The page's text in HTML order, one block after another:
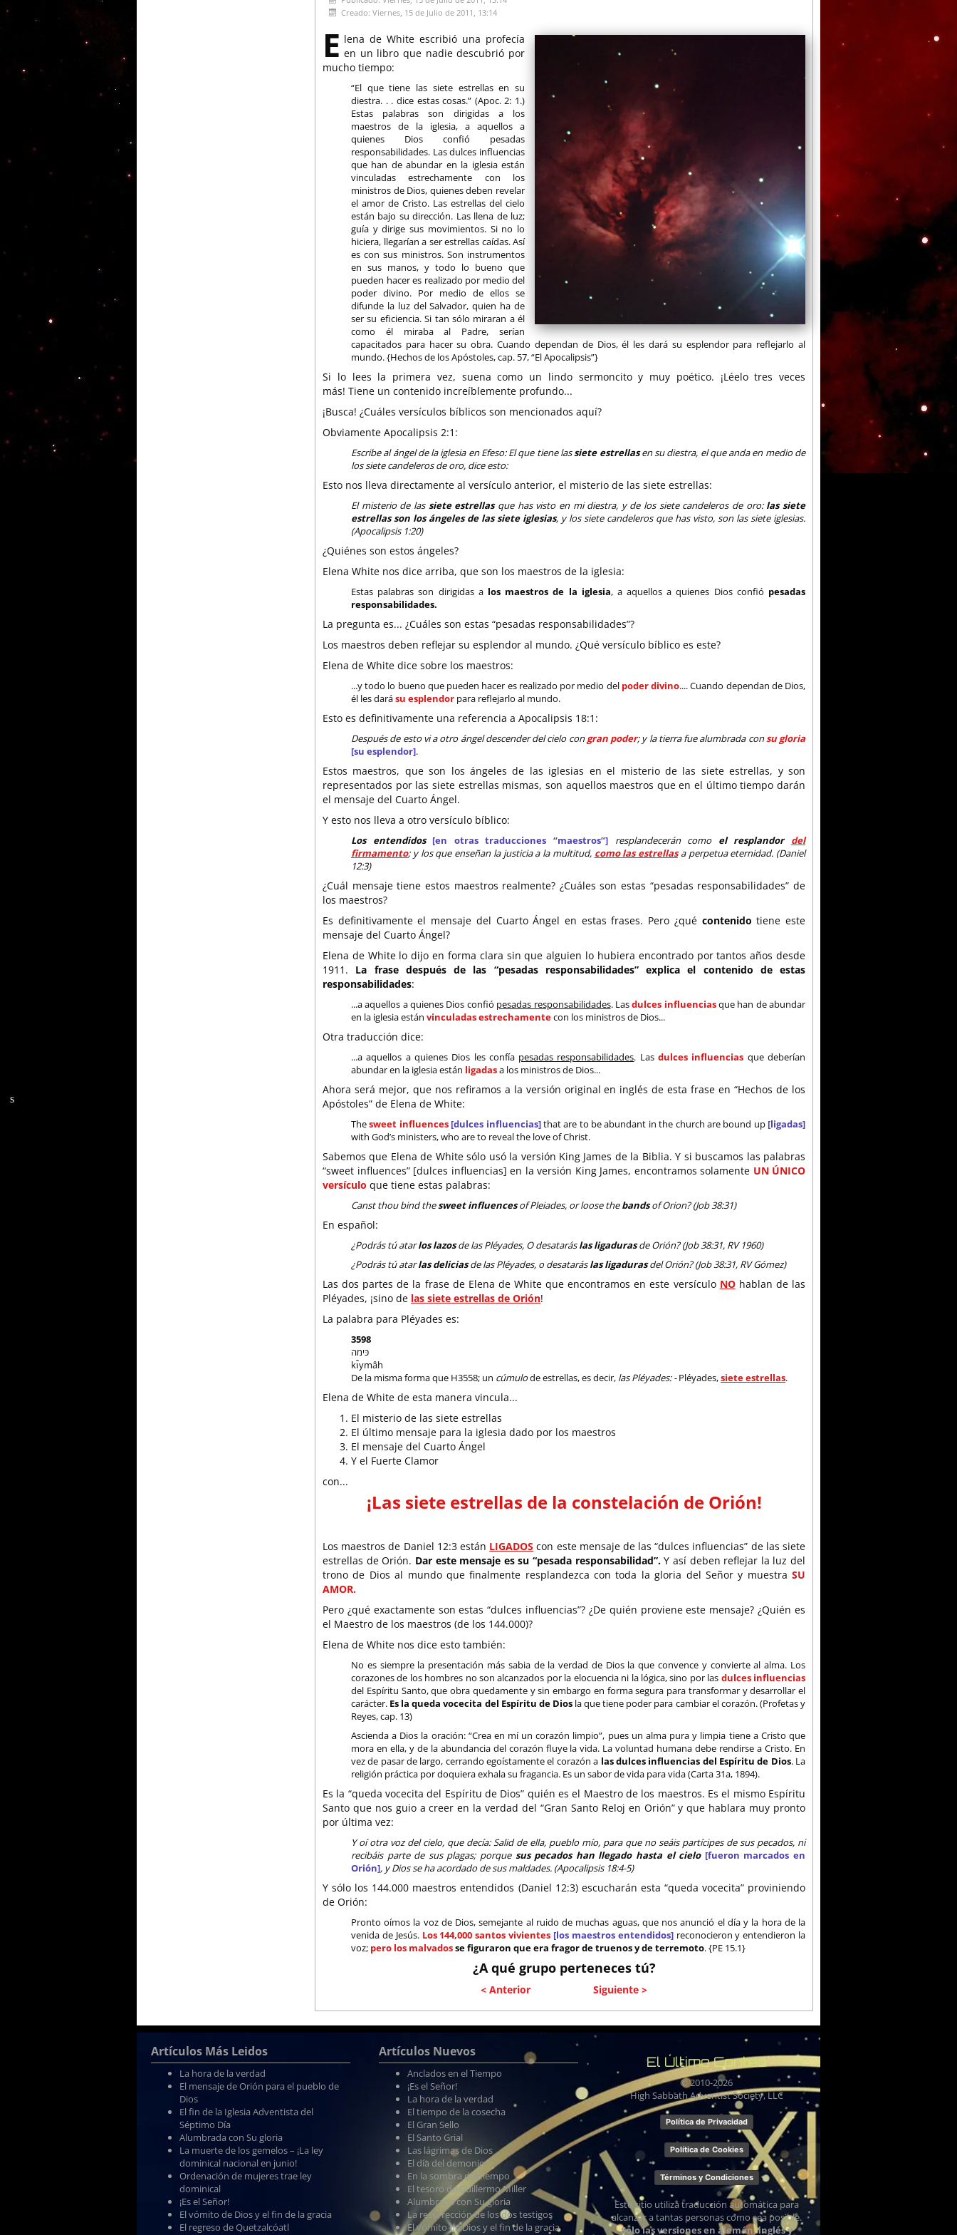
Creado: Viernes, 15 de Julio de 2011, 13:14
E lena de White escribió una profecía
en un libro que nadie descubrió por
mucho tiempo:
“El que tiene las siete estrellas en su
diestra. . . dice estas cosas.” (Apoc. 2: 1.)
Estas palabras son dirigidas a los
maestros de la iglesia, a aquellos a
quienes Dios confió pesadas
responsabilidades. Las dulces influencias
que han de abundar en la iglesia están
vinculadas estrechamente con los
ministros de Dios, quienes deben revelar
el amor de Cristo. Las estrellas del cielo
están bajo su dirección. Las llena de luz;
guía y dirige sus movimientos. Si no lo
hiciera, llegarían a ser estrellas caídas. Así
es con sus ministros. Son instrumentos
en sus manos, y todo lo bueno que
pueden hacer es realizado por medio del
poder divino. Por medio de ellos se
difunde la luz del Salvador, quien ha de
ser su eficiencia. Si tan sólo miraran a él
como él miraba al Padre, serían
capacitados para hacer su obra. Cuando dependan de Dios, él les dará su esplendor para reflejarlo al
mundo. {Hechos de los Apóstoles, cap. 57, “El Apocalipsis”}
Si lo lees la primera vez, suena como un lindo sermoncito y muy poético. ¡Léelo tres veces
más! Tiene un contenido increíblemente profundo...
¡Busca! ¿Cuáles versículos bíblicos son mencionados aquí?
Obviamente Apocalipsis 2:1:
Escribe al ángel de la iglesia en Efeso: El que tiene lassiete estrellasen su diestra, el que anda en medio de
los siete candeleros de oro, dice esto:
Esto nos lleva directamente al versículo anterior, el misterio de las siete estrellas:
El misterio de las siete estrellasque has visto en mi diestra, y de los siete candeleros de oro: las siete
estrellas son los ángeles de las siete iglesias, y los siete candeleros que has visto, son las siete iglesias.
(Apocalipsis 1:20)
¿Quiénes son estos ángeles?
Elena White nos dice arriba, que son los maestros de la iglesia:
Estas palabras son dirigidas a los maestros de la iglesia, a aquellos a quienes Dios confió pesadas
responsabilidades.
La pregunta es... ¿Cuáles son estas “pesadas responsabilidades”?
Los maestros deben reflejar su esplendor al mundo. ¿Qué versículo bíblico es este?
Elena de White dice sobre los maestros:
...y todo lo bueno que pueden hacer es realizado por medio del poder divino.... Cuando dependan de Dios,
él les darásu esplendor para reflejarlo al mundo.
Esto es definitivamente una referencia a Apocalipsis 18:1:
Después de esto vi a otro ángel descender del cielo congran poder; y la tierra fue alumbrada consu gloria
[su esplendor].
Estos maestros, que son los ángeles de las iglesias en el misterio de las siete estrellas, y son
representados por las siete estrellas mismas, son aquellos maestros que en el último tiempo darán
el mensaje del Cuarto Ángel.
Y esto nos lleva a otro versículo bíblico:
Los entendidos [en otras traducciones “maestros”] resplandecerán como el resplandor del
firmamento; y los que enseñan la justicia a la multitud, como las estrellasa perpetua eternidad. (Daniel
12:3)
¿Cuál mensaje tiene estos maestros realmente? ¿Cuáles son estas “pesadas responsabilidades” de
los maestros?
Es definitivamente el mensaje del Cuarto Ángel en estas frases. Pero ¿qué contenido tiene este
mensaje del Cuarto Ángel?
Elena de White lo dijo en forma clara sin que alguien lo hubiera encontrado por tantos años desde
1911. La frase después de las “pesadas responsabilidades” explica el contenido de estas
responsabilidades:
...a aquellos a quienes Dios confió pesadas responsabilidades. Lasdulces influenciasque han de abundar
en la iglesia están vinculadas estrechamentecon los ministros de Dios...
Otra traducción dice:
...a aquellos a quienes Dios les confía pesadas responsabilidades. Lasdulces influencias que deberían
abundar en la iglesia están ligadasa los ministros de Dios...
Ahora será mejor, que nos refiramos a la versión original en inglés de esta frase en “Hechos de los
Apóstoles” de Elena de White:
Thesweet influences [dulces influencias]that are to be abundant in the church are bound up [ligadas]
with God’s ministers, who are to reveal the love of Christ.
Sabemos que Elena de White sólo usó la versión King James de la Biblia. Y si buscamos las palabras
“sweet influences” [dulces influencias] en la versión King James, encontramos solamente UN ÚNICO
versículo que tiene estas palabras:
Canst thou bind thesweet influencesof Pleiades, or loose thebandsof Orion? (Job 38:31)
En español:
¿Podrás tú atarlos lazosde las Pléyades, O desataráslas ligadurasde Orión? (Job 38:31, RV 1960)
¿Podrás tú atarlas deliciasde las Pléyades, o desataráslas ligadurasdel Orión? (Job 38:31, RV Gómez)
Las dos partes de la frase de Elena de White que encontramos en este versículo NOhablan de las
Pléyades, ¡sino de las siete estrellas de Orión!
La palabra para Pléyades es:
3598
כּימה
kı̂ymâh
De la misma forma que H3558; un cúmulode estrellas, es decir, las Pléyades: -Pléyades,siete estrellas.
Elena de White de esta manera vincula...
El misterio de las siete estrellas
El último mensaje para la iglesia dado por los maestros
El mensaje del Cuarto Ángel
Y el Fuerte Clamor
con...
¡Las siete estrellas de la constelación de Orión!
Los maestros de Daniel 12:3 están LIGADOS con este mensaje de las “dulces influencias” de las siete
estrellas de Orión. Dar este mensaje es su “pesada responsabilidad”.Y así deben reflejar la luz del
trono de Dios al mundo que finalmente resplandezca con toda la gloria del Señor y muestra SU
AMOR.
Pero ¿qué exactamente son estas “dulces influencias”? ¿De quién proviene este mensaje? ¿Quién es
el Maestro de los maestros (de los 144.000)?
Elena de White nos dice esto también:
No es siempre la presentación más sabia de la verdad de Dios la que convence y convierte al alma. Los
corazones de los hombres no son alcanzados por la elocuencia ni la lógica, sino por las dulces influencias
del Espíritu Santo, que obra quedamente y sin embargo en forma segura para transformar y desarrollar el
carácter. Es la queda vocecita del Espíritu de Diosla que tiene poder para cambiar el corazón. (Profetas y
Reyes, cap. 13)
Ascienda a Dios la oración: “Crea en mí un corazón limpio”, pues un alma pura y limpia tiene a Cristo que
mora en ella, y de la abundancia del corazón fluye la vida. La voluntad humana debe rendirse a Cristo. En
vez de pasar de largo, cerrando egoístamente el corazón a las dulces influencias del Espíritu de Dios. La
religión práctica por doquiera exhala su fragancia. Es un sabor de vida para vida (Carta 31a, 1894).
Es la “queda vocecita del Espíritu de Dios” quién es el Maestro de los maestros. Es el mismo Espíritu
Santo que nos guio a creer en la verdad del “Gran Santo Reloj en Orión” y que hablara muy pronto
por última vez:
Y oí otra voz del cielo, que decía: Salid de ella, pueblo mío, para que no seáis partícipes de sus pecados, ni
recibáis parte de sus plagas; porque sus pecados han llegado hasta el cielo [fueron marcados en
Orión], y Dios se ha acordado de sus maldades. (Apocalipsis 18:4-5)
Y sólo los 144.000 maestros entendidos (Daniel 12:3) escucharán esta “queda vocecita” proviniendo
de Orión:
Pronto oímos la voz de Dios, semejante al ruido de muchas aguas, que nos anunció el día y la hora de la
venida de Jesús. Los 144,000 santos vivientes [los maestros entendidos]reconocieron y entendieron la
voz; pero los malvadosse figuraron que era fragor de truenos y de terremoto. {PE 15.1}
¿A qué grupo perteneces tú?
< Anterior Siguiente >
Artículos Más Leidos
La hora de la verdad
El mensaje de Orión para el pueblo de
Dios
El fin de la Iglesia Adventista del
Séptimo Día
Alumbrada con Su gloria
La muerte de los gemelos – ¡La ley
dominical nacional en junio!
Ordenación de mujeres trae ley
dominical
¡Es el Señor!
El vómito de Dios y el fin de la gracia
El regreso de Quetzalcóatl
Artículos Nuevos
Anclados en el Tiempo
¡Es el Señor!
La hora de la verdad
El tiempo de la cosecha
El Gran Sello
El Santo Grial
Las lágrimas de Dios
El día del demonio
En la sombra del tiempo
El tesoro de Guillermo Miller
Alumbrada con Su gloria
La resurrección de los dos testigos
El vómito de Dios y el fin de la gracia
El Último Conteo
© 2010-2026
High Sabbath Adventist Society, LLC
Política de Privacidad
Política de Cookies
Términos y Condiciones
Este sitio utiliza traducción automática para
alcanzar a tantas personas como sea posible.
Solo las versiones en alemán, inglés y